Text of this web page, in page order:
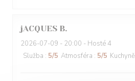
jACQUES B
2026-07-09 - 20:00 - Hosté 4
Služba : 5/5 Atmosféra : 5/5 Kuchyně